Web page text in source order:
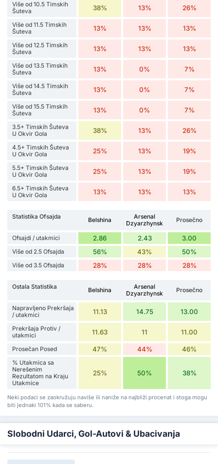
Više od 10.5 Timskih
Šuteva
38% 13% 26%
Više od 11.5 Timskih
Šuteva
13% 13% 13%
Više od 12.5 Timskih
Šuteva
13% 13% 13%
Više od 13.5 Timskih
Šuteva
13% 0% 7%
Više od 14.5 Timskih
Šuteva
13% 0% 7%
Više od 15.5 Timskih
Šuteva
13% 0% 7%
3.5+ Timskih Šuteva
U Okvir Gola
38% 13% 26%
4.5+ Timskih Šuteva
U Okvir Gola
25% 13% 19%
5.5+ Timskih Šuteva
U Okvir Gola
25% 13% 19%
6.5+ Timskih Šuteva
U Okvir Gola
13% 13% 13%
Statistika Ofsajda Belshina
Arsenal
Dzyarzhynsk
Prosečno
Ofsajdi / utakmici 2.86 2.43 3.00
Više od 2.5 Ofsajda 56% 43% 50%
Više od 3.5 Ofsajda 28% 28% 28%
Ostala Statistika Belshina
Arsenal
Dzyarzhynsk
Prosečno
Napravljeno Prekršaja
/ utakmici
11.13 14.75 13.00
Prekršaja Protiv /
utakmici
11.63 11 11.00
Prosečan Posed 47% 44% 46%
% Utakmica sa
Nerešenim
Rezultatom na Kraju
Utakmice
25% 50% 38%
Neki podaci se zaokružuju naviše ili naniže na najbliži procenat i stoga mogu
biti jednaki 101% kada se saberu.
Slobodni Udarci, Gol-Autovi & Ubacivanja